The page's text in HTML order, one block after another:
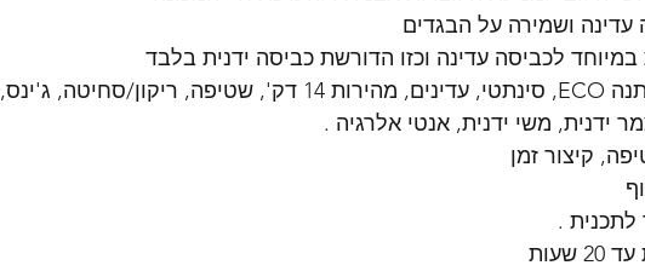
עדינה ושמירה על הבגדים
במיוחד לכביסה עדינה וכזו הדורשת כביסה ידנית בלבד
תכניות כביסה: כותנה, כותנה ECO, סינתטי, עדינים, מהירות 14 דק', שטיפה, ריקון/סחיטה, ג'ינס,
ידנית, משי ידנית, אנטי אלרגיה .
קיצור זמן
לתכנית .